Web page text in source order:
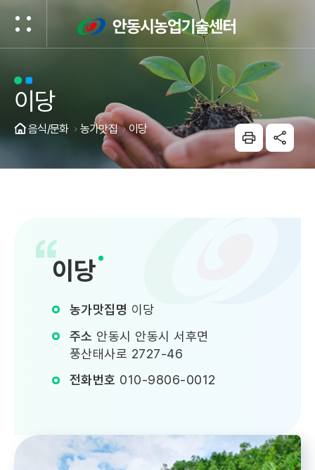
건너뛰기 메뉴
이당
음식/문화 농가맛집 이당
이당
농가맛집명 이당
주소 안동시 안동시 서후면
풍산태사로 2727-46
전화번호 010-9806-0012